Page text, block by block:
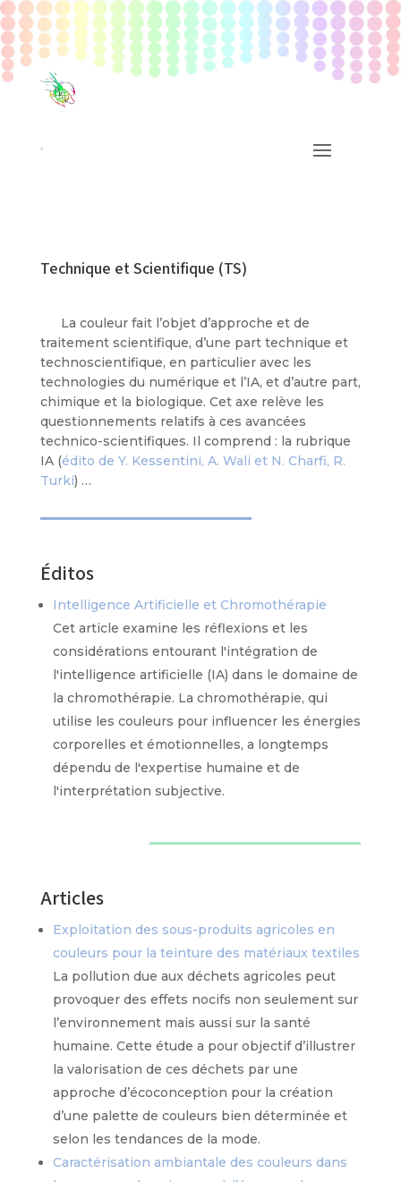
Technique et Scientifique (TS)
La couleur fait l’objet d’approche et de
traitement scientifique, d’une part technique et
technoscientifique, en particulier avec les
technologies du numérique et l’IA, et d’autre part,
chimique et la biologique. Cet axe relève les
questionnements relatifs à ces avancées
technico-scientifiques. Il comprend : la rubrique
IA (édito de Y. Kessentini, A. Wali et N. Charfi, R.
Turki) …
Éditos
Intelligence Artificielle et Chromothérapie
Cet article examine les réflexions et les
considérations entourant l'intégration de
l'intelligence artificielle (IA) dans le domaine de
la chromothérapie. La chromothérapie, qui
utilise les couleurs pour influencer les énergies
corporelles et émotionnelles, a longtemps
dépendu de l'expertise humaine et de
l'interprétation subjective.
Articles
Exploitation des sous-produits agricoles en
couleurs pour la teinture des matériaux textiles
La pollution due aux déchets agricoles peut
provoquer des effets nocifs non seulement sur
l’environnement mais aussi sur la santé
humaine. Cette étude a pour objectif d’illustrer
la valorisation de ces déchets par une
approche d’écoconception pour la création
d’une palette de couleurs bien déterminée et
selon les tendances de la mode.
Caractérisation ambiantale des couleurs dans